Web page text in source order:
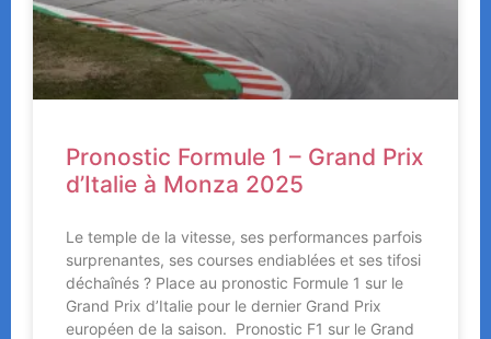
Pronostic Formule 1 – Grand Prix
d’Italie à Monza 2025
Le temple de la vitesse, ses performances parfois
surprenantes, ses courses endiablées et ses tifosi
déchaînés ? Place au pronostic Formule 1 sur le
Grand Prix d’Italie pour le dernier Grand Prix
européen de la saison. Pronostic F1 sur le Grand